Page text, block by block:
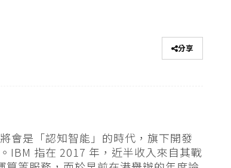
分享
會是「認知智能」的時代，旗下開發
IBM 指在 2017 年，近半收入來自其戰